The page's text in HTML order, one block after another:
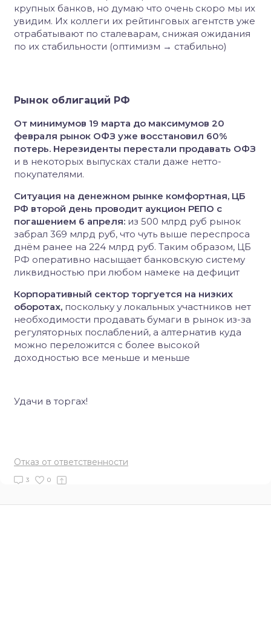
крупных банков, но думаю что очень скоро мы их
увидим. Их коллеги их рейтинговых агентств уже
отрабатывают по сталеварам, снижая ожидания
по их стабильности (оптимизм → стабильно)
Рынок облигаций РФ
От минимумов 19 марта до максимумов 20
февраля рынок ОФЗ уже восстановил 60%
потерь. Нерезиденты перестали продавать ОФЗ
и в некоторых выпусках стали даже нетто-
покупателями.
Ситуация на денежном рынке комфортная, ЦБ
РФ второй день проводит аукцион РЕПО с
погашением 6 апреля: из 500 млрд руб рынок
забрал 369 млрд руб, что чуть выше переспроса
днём ранее на 224 млрд руб. Таким образом, ЦБ
РФ оперативно насыщает банковскую систему
ликвидностью при любом намеке на дефицит
Корпоративный сектор торгуется на низких
оборотах, поскольку у локальных участников нет
необходимости продавать бумаги в рынок из-за
регуляторных послаблений, а алтернатив куда
можно переложится с более высокой
доходностью все меньше и меньше
Удачи в торгах!
Отказ от ответственности
3 0